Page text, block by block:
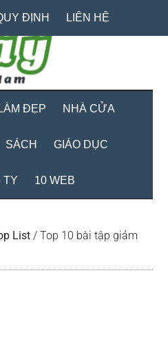
ĐỊNH LIÊN HỆ
LÀM ĐẸP NHÀ CỬA
SÁCH GIÁO DỤC
TY 10 WEB
List / Top 10 bài tập giảm